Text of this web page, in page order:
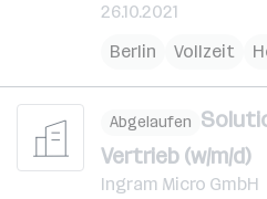
26.10.2021
Berlin
Vollzeit
Abgelaufen
Vertrieb (w/m/d)
Ingram Micro GmbH